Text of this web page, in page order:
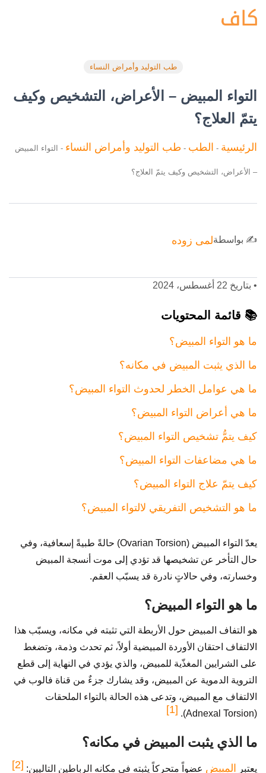
طب التوليد وأمراض النساء
التواء المبيض – الأعراض، التشخيص وكيف
يتمّ العلاج؟
الرئيسية - الطب - طب التوليد وأمراض النساء - التواء المبيض
– الأعراض، التشخيص وكيف يتمّ العلاج؟
✍️ بواسطةلمى زوده
• بتاريخ 22 أغسطس، 2024
📚 قائمة المحتويات
ما هو التواء المبيض؟
ما الذي يثبت المبيض في مكانه؟
ما هي عوامل الخطر لحدوث التواء المبيض؟
ما هي أعراض التواء المبيض؟
كيف يتمُّ تشخيص التواء المبيض؟
ما هي مضاعفات التواء المبيض؟
كيف يتمّ علاج التواء المبيض؟
ما هو التشخيص التفريقي لالتواء المبيض؟
يعدّ التواء المبيض (Ovarian Torsion) حالةً طبيةً إسعافية، وفي
حال التأخر عن تشخيصها قد تؤدي إلى موت أنسجة المبيض
وخسارته، وفي حالاتٍ نادرة قد يسبّب العقم.
ما هو التواء المبيض؟
هو التفاف المبيض حول الأربطة التي تثبته في مكانه، ويسبّب هذا
الالتفاف احتقان الأوردة المبيضية أولاً، ثم تحدث وذمة، وتضغط
على الشرايين المغذّية للمبيض، والذي يؤدي في النهاية إلى قطع
التروية الدموية عن المبيض، وقد يشارك جزءٌ من قناة فالوب في
الالتفاف مع المبيض، وتدعى هذه الحالة بالتواء الملحقات
(Adnexal Torsion).
[1]
ما الذي يثبت المبيض في مكانه؟
يعتبر المبيض عضواً متحركاً يثبته في مكانه الرباطين التاليين: [2]